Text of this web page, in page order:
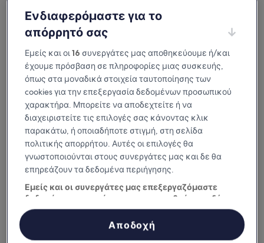
το μέρος που θα επιλέξετε για τη διαμονή σας.
Θέλουμε να το λατρέψετε.
Διαθέσιμη σε iOS και Android
Γιατί να κατεβάσετε την εφαρμογή
μας
Ενδιαφερόμαστε για το
απόρρητό σας
Εμείς και οι16 συνεργάτες μας αποθηκεύουμε ή/και
έχουμε πρόσβαση σε πληροφορίες μιας συσκευής,
όπως στα μοναδικά στοιχεία ταυτοποίησης των
cookies για την επεξεργασία δεδομένων προσωπικού
χαρακτήρα. Μπορείτε να αποδεχτείτε ή να
διαχειριστείτε τις επιλογές σας κάνοντας κλικ
παρακάτω, ή οποιαδήποτε στιγμή, στη σελίδα
πολιτικής απορρήτου. Αυτές οι επιλογές θα
γνωστοποιούνται στους συνεργάτες μας και δε θα
επηρεάζουν τα δεδομένα περιήγησης.
Εμείς και οι συνεργάτες μας επεξεργαζόμαστε
δεδομένα προκειμένου να παρασχεθούν τα εξής:
Χρήση επακριβών δεδομένων γεωεντοπισμού. Ακριβής σάρωση
χαρακτηριστικών συσκευής για αναγνώριση ταυτότητας.
Αποθήκευση ή/και πρόσβαση στα δεδομένα μιας συσκευής.
Εξατομικευμένη διαφήμιση και περιεχόμενο, μέτρηση διαφήμισης
Αποδοχή